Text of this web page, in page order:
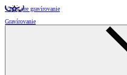
Vzory pre gravírovanie
Gravírovanie